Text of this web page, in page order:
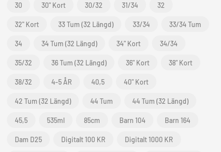
30 30" Kort 30/32 31/34 32
32" Kort 33 Tum (32 Längd) 33/34 33/34 Tum
34 34 Tum (32 Längd) 34" Kort 34/34
35/32 36 Tum (32 Längd) 36" Kort 38" Kort
38/32 4-5 ÅR 40,5 40" Kort
42 Tum (32 Längd) 44 Tum 44 Tum (32 Längd)
45,5 535ml 85cm Barn 104 Barn 164
Dam D25 Digitalt 100 KR Digitalt 1000 KR